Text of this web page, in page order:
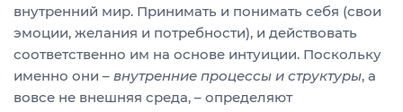
внутренний мир. Принимать и понимать себя (свои
эмоции, желания и потребности), и действовать
соответственно им на основе интуиции. Поскольку
именно они – внутренние процессы и структуры, а
вовсе не внешняя среда, – определяют